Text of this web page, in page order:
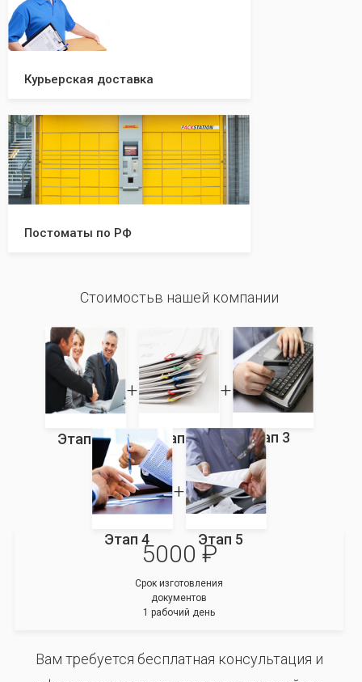
Курьерская доставка
Постоматы по РФ
Стоимостьв нашей компании
Этап 1 Этап 2 Этап 3
Этап 4 Этап 5
5000 ₽
Срок изготовления
документов
1 рабочий день
Вам требуется бесплатная консультация и